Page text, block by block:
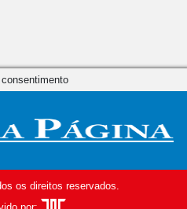
os direitos reservados.